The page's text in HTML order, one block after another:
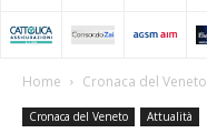
Home Cronaca del Veneto
Cronaca del Veneto Attualità